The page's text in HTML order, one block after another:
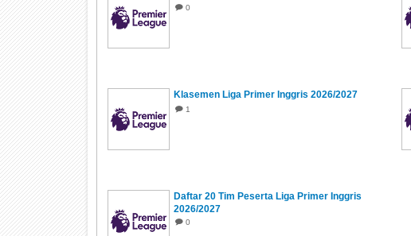
0
Klasemen Liga Primer Inggris 2026/2027
1
Daftar 20 Tim Peserta Liga Primer Inggris
2026/2027
0